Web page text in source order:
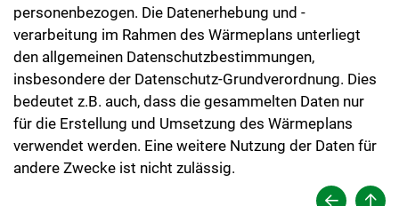
personenbezogen. Die Datenerhebung und -
verarbeitung im Rahmen des Wärmeplans unterliegt
den allgemeinen Datenschutzbestimmungen,
insbesondere der Datenschutz-Grundverordnung. Dies
bedeutet z.B. auch, dass die gesammelten Daten nur
für die Erstellung und Umsetzung des Wärmeplans
verwendet werden. Eine weitere Nutzung der Daten für
andere Zwecke ist nicht zulässig.